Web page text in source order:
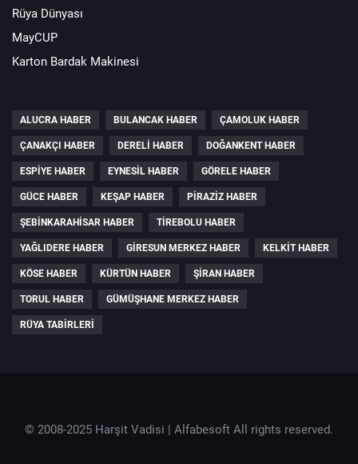
Rüya Dünyası
MayCUP
Karton Bardak Makinesi
ALUCRA HABER BULANCAK HABER ÇAMOLUK HABER
ÇANAKÇI HABER DERELI HABER DOĞANKENT HABER
ESPIYE HABER EYNESIL HABER GÖRELE HABER
GÜCE HABER KEŞAP HABER PIRAZIZ HABER
ŞEBINKARAHISAR HABER TIREBOLU HABER
YAĞLIDERE HABER GIRESUN MERKEZ HABER KELKIT HABER
KÖSE HABER KÜRTÜN HABER ŞIRAN HABER
TORUL HABER GÜMÜŞHANE MERKEZ HABER
RÜYA TABIRLERI
© 2008-2025 Harşit Vadisi | Alfabesoft All rights reserved.